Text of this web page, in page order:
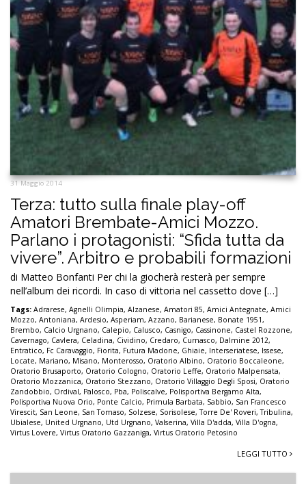
31 Maggio 2014
Terza: tutto sulla finale play-off
Amatori Brembate-Amici Mozzo.
Parlano i protagonisti: “Sfida tutta da
vivere”. Arbitro e probabili formazioni
di Matteo Bonfanti Per chi la giocherà resterà per sempre
nell’album dei ricordi. In caso di vittoria nel cassetto dove […]
Tags: Adrarese, Agnelli Olimpia, Alzanese, Amatori 85, Amici Antegnate, Amici
Mozzo, Antoniana, Ardesio, Asperiam, Azzano, Barianese, Bonate 1951,
Brembo, Calcio Urgnano, Calepio, Calusco, Casnigo, Cassinone, Castel Rozzone,
Cavernago, Cavlera, Celadina, Cividino, Credaro, Curnasco, Dalmine 2012,
Entratico, Fc Caravaggio, Fiorita, Futura Madone, Ghiaie, Interseriatese, Issese,
Locate, Mariano, Misano, Monterosso, Oratorio Albino, Oratorio Boccaleone,
Oratorio Brusaporto, Oratorio Cologno, Oratorio Leffe, Oratorio Malpensata,
Oratorio Mozzanica, Oratorio Stezzano, Oratorio Villaggio Degli Sposi, Oratorio
Zandobbio, Ordival, Palosco, Pba, Poliscalve, Polisportiva Bergamo Alta,
Polisportiva Nuova Orio, Ponte Calcio, Primula Barbata, Sabbio, San Francesco
Virescit, San Leone, San Tomaso, Solzese, Sorisolese,Torre De' Roveri,Tribulina,
Ubialese, United Urgnano, Utd Urgnano, Valserina, Villa D'adda, Villa D'ogna,
Virtus Lovere, Virtus Oratorio Gazzaniga, Virtus Oratorio Petosino
LEGGI TUTTO